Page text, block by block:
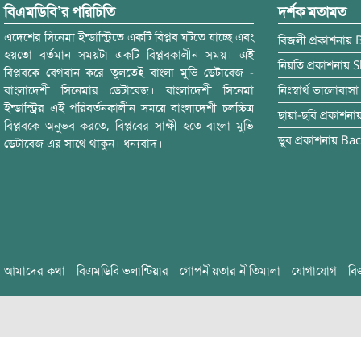
বিএমডিবি’র পরিচিতি
এদেশের সিনেমা ইন্ডাস্ট্রিতে একটি বিপ্লব ঘটতে যাচ্ছে এবং
হয়তো বর্তমান সময়টা একটি বিপ্লবকালীন সময়। এই
বিপ্লবকে বেগবান করে তুলতেই বাংলা মুভি ডেটাবেজ -
বাংলাদেশী সিনেমার ডেটাবেজ। বাংলাদেশী সিনেমা
ইন্ডাস্ট্রির এই পরিবর্তনকালীন সময়ে বাংলাদেশী চলচ্চিত্র
বিপ্লবকে অনুভব করতে, বিপ্লবের সাক্ষী হতে বাংলা মুভি
ডেটাবেজ এর সাথে থাকুন। ধন্যবাদ।
দর্শক মতামত
বিজলী প্রকাশনায়
নিয়তি প্রকাশনায়
নিঃস্বার্থ ভালোবাসা
ছায়া-ছবি
ডুব প্রকাশনায়
আমাদের কথা বিএমডিবি ভলান্টিয়ার গোপনীয়তার নীতিমালা যোগাযোগ